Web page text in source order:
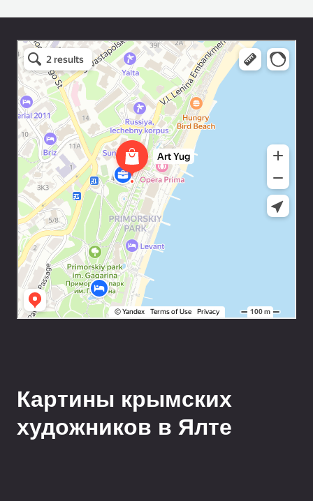
Art Space Lotos
Art studio in Yalta
Exhibition center in Yalta
Картины крымских
художников в Ялте